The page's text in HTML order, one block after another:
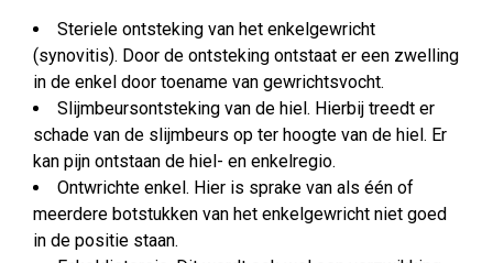
Steriele ontsteking van het enkelgewricht
(synovitis). Door de ontsteking ontstaat er een zwelling
in de enkel door toename van gewrichtsvocht.
Slijmbeursontsteking van de hiel. Hierbij treedt er
schade van de slijmbeurs op ter hoogte van de hiel. Er
kan pijn ontstaan de hiel- en enkelregio.
Ontwrichte enkel. Hier is sprake van als één of
meerdere botstukken van het enkelgewricht niet goed
in de positie staan.